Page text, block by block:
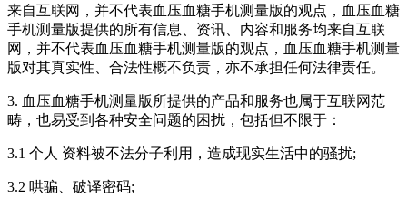
来自互联网，并不代表血压血糖手机测量版的观点，血压血糖
手机测量版提供的所有信息、资讯、内容和服务均来自互联
网，并不代表血压血糖手机测量版的观点，血压血糖手机测量
版对其真实性、合法性概不负责，亦不承担任何法律责任。
3. 血压血糖手机测量版所提供的产品和服务也属于互联网范
畴，也易受到各种安全问题的困扰，包括但不限于：
3.1 个人 资料被不法分子利用，造成现实生活中的骚扰;
3.2 哄骗、破译密码;